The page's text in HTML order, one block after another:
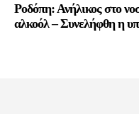
Ροδόπη: Ανήλικος στο
αλκοόλ – Συνελήφθη η